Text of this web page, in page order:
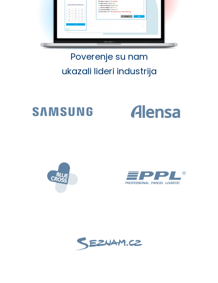
Poverenje su nam
ukazali lideri industrija